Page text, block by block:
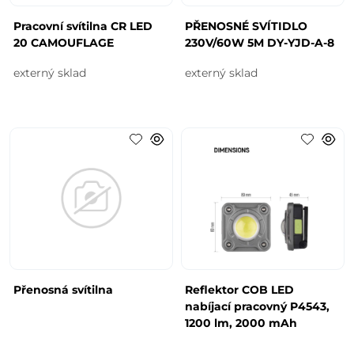
Pracovní svítilna CR LED
20 CAMOUFLAGE
externý sklad
PŘENOSNÉ SVÍTIDLO
230V/60W 5M DY-YJD-A-8
externý sklad
Přenosná svítilna
Reflektor COB LED
nabíjací pracovný P4543,
1200 lm, 2000 mAh